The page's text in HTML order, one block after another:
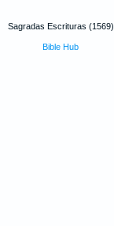
Sagradas Escrituras (1569)
Bible Hub